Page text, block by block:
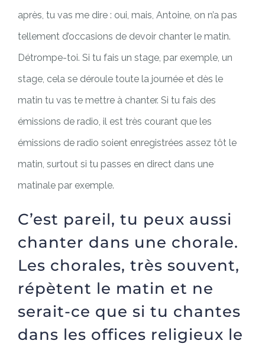
après, tu vas me dire : oui, mais, Antoine, on n’a pas
tellement d’occasions de devoir chanter le matin.
Détrompe-toi. Si tu fais un stage, par exemple, un
stage, cela se déroule toute la journée et dès le
matin tu vas te mettre à chanter. Si tu fais des
émissions de radio, il est très courant que les
émissions de radio soient enregistrées assez tôt le
matin, surtout si tu passes en direct dans une
matinale par exemple.
C’est pareil, tu peux aussi
chanter dans une chorale.
Les chorales, très souvent,
répètent le matin et ne
serait-ce que si tu chantes
dans les offices religieux le